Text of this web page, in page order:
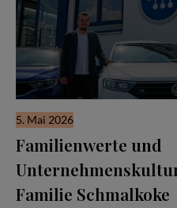
5. Mai 2026
Familienwerte und
Familie Schmalkoke